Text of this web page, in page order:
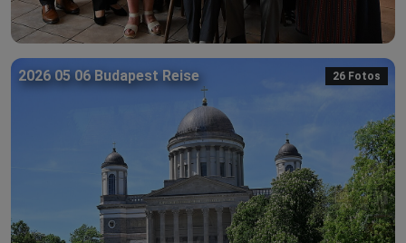
2026 05 06 Budapest Reise 26 Fotos